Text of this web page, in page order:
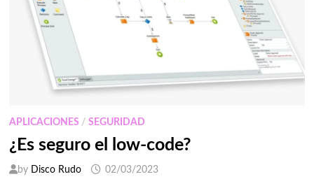
APLICACIONES / SEGURIDAD
¿Es seguro el low-code?
by Disco Rudo 02/03/2023